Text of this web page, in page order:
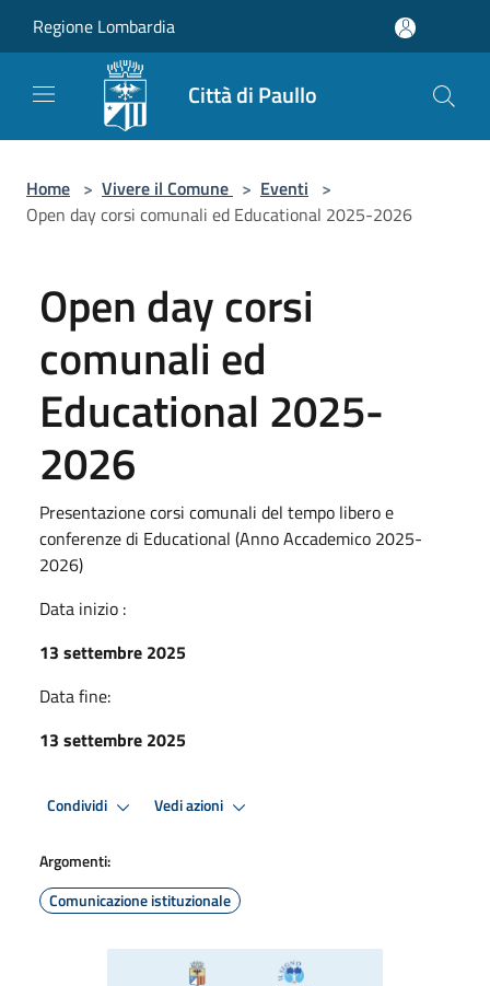
Regione Lombardia
Città di Paullo
Home > Vivere il Comune > Eventi >
Open day corsi comunali ed Educational 2025-2026
Open day corsi
comunali ed
Educational 2025-
2026
Presentazione corsi comunali del tempo libero e
conferenze di Educational (Anno Accademico 2025-
2026)
Data inizio :
13 settembre 2025
Data fine:
13 settembre 2025
Condividi Vedi azioni
Argomenti:
Comunicazione istituzionale